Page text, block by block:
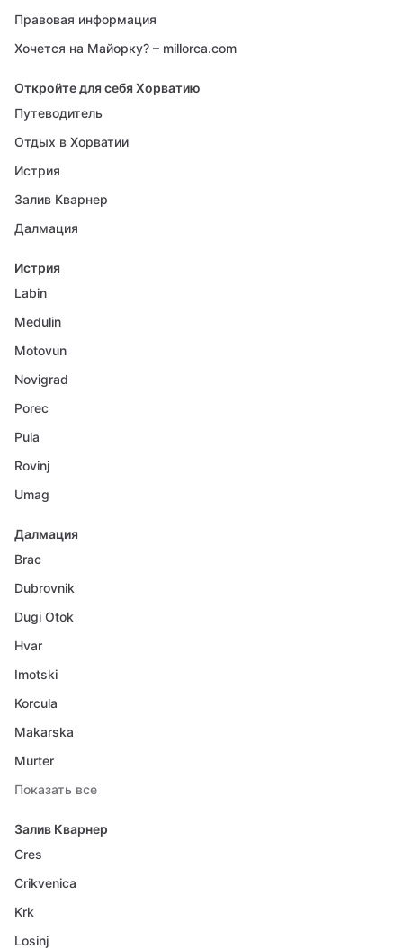
Правовая информация
Хочется на Майорку? – millorca.com
Откройте для себя Хорватию
Путеводитель
Отдых в Хорватии
Истрия
Залив Кварнер
Далмация
Истрия
Labin
Medulin
Motovun
Novigrad
Porec
Pula
Rovinj
Umag
Далмация
Brac
Dubrovnik
Dugi Otok
Hvar
Imotski
Korcula
Makarska
Murter
Показать все
Залив Кварнер
Cres
Crikvenica
Krk
Losinj